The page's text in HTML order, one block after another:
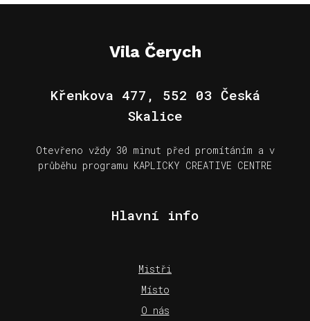
Vila Čerych
Křenkova 477, 552 03 Česká
Skalice
Otevřeno vždy 30 minut před promítáním a v
průběhu programu KAPLICKY CREATIVE CENTRE
Hlavní info
Mistři
Místo
O nás